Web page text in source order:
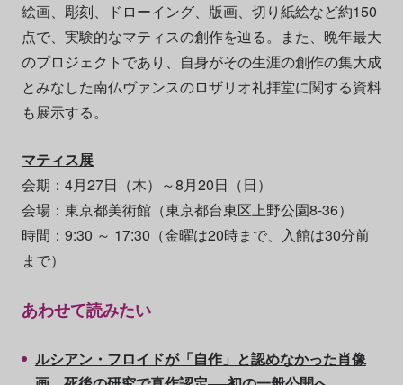
絵画、彫刻、ドローイング、版画、切り紙絵など約150
点で、実験的なマティスの創作を辿る。また、晩年最大
のプロジェクトであり、自身がその生涯の創作の集大成
とみなした南仏ヴァンスのロザリオ礼拝堂に関する資料
も展示する。
マティス展
会期：4月27日（木）～8月20日（日）
会場：東京都美術館（東京都台東区上野公園8-36）
時間：9:30 ～ 17:30（金曜は20時まで、入館は30分前
まで）
あわせて読みたい
ルシアン・フロイドが「自作」と認めなかった肖像